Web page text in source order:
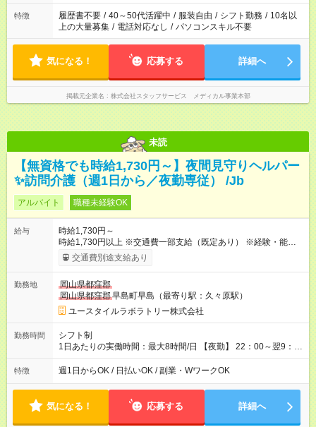
特徴 履歴書不要 / 40～50代活躍中 / 服装自由 / シフト勤務 / 10名以
上の大量募集 / 電話対応なし / パソコンスキル不要
気になる！ 応募する 詳細へ
掲載元企業名 株式会社スタッフサービス メディカル事業本部
未読
【無資格でも時給1,730円～】夜間見守りヘルパー
✨訪問介護（週1日から／夜勤専従） /Jb
アルバイト 職種未経験OK
給与
時給1,730円～
時給1,730円以上 ※交通費一部支給（既定あり） ※経験・能力を
考慮して決定します 【収入例】 週1回勤務の場合：1,730円×8時
間×4回=5万5,360円 週3回勤務の場合：1,730円×8時間×12回
月 ※ 雇用形態と給与に、本採用時と異なる部分があります。 雇
用形態：本採用時と同じです。 給与：時給 1,480円以上
交通費別途支給あり
勤務地
岡山県都窪郡
岡山県都窪郡早島町早島（最寄り駅：久々原駅）
ユースタイルラボラトリー株式会社
勤務時間
シフト制
1日あたりの実働時間：最大8時間/日 【夜勤】 22：00～翌9：
00 ※週1日～OK ／ 夜勤専従 ＊＊ 勤務時間例 ＊＊ ■22時か
ら翌7時 ■23時から翌8時 ■24時から翌9時 など ※上記の時間
ます。 ※曜日固定（毎週同じ曜日での勤務となります）
特徴 週1日からOK / 日払いOK / 副業・WワークOK
気になる！ 応募する 詳細へ